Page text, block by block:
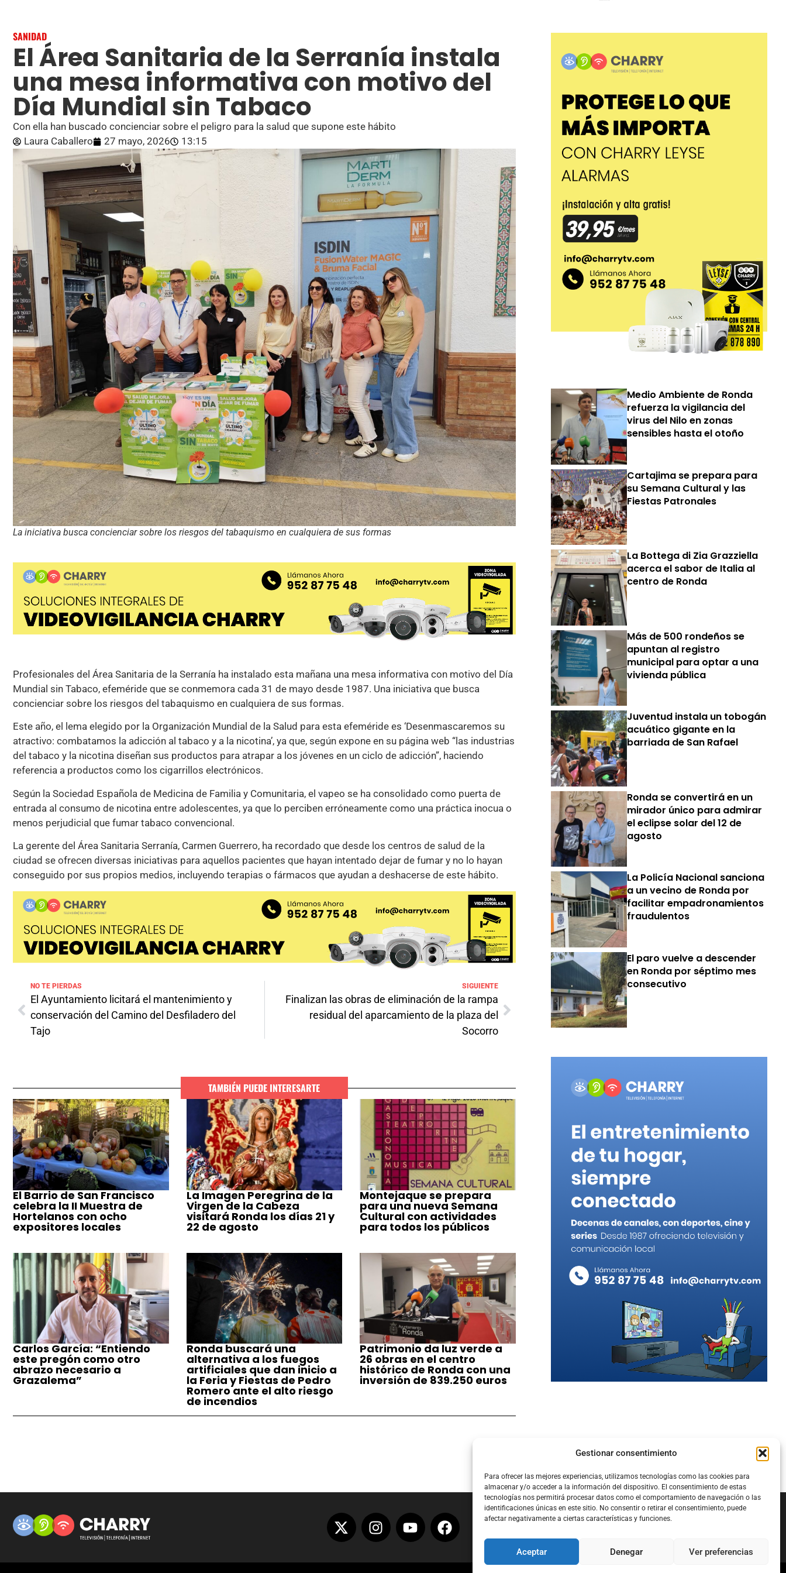
Gestionar consentimiento
Para ofrecer las mejores experiencias, utilizamos tecnologías como las cookies para
almacenar y/o acceder a la información del dispositivo. El consentimiento de estas
tecnologías nos permitirá procesar datos como el comportamiento de navegación o las
identificaciones únicas en este sitio. No consentir o retirar el consentimiento, puede
afectar negativamente a ciertas características y funciones.
Aceptar Denegar Ver preferencias
SANIDAD
El Área Sanitaria de la Serranía instala
una mesa informativa con motivo del
Día Mundial sin Tabaco
Con ella han buscado concienciar sobre el peligro para la salud que supone este hábito
Laura Caballero
27 mayo, 2026 13:15
La iniciativa busca concienciar sobre los riesgos del tabaquismo en cualquiera de sus formas
Profesionales del Área Sanitaria de la Serranía ha instalado esta mañana una mesa informativa con motivo del Día
Mundial sin Tabaco, efeméride que se conmemora cada 31 de mayo desde 1987. Una iniciativa que busca
concienciar sobre los riesgos del tabaquismo en cualquiera de sus formas.
Este año, el lema elegido por la Organización Mundial de la Salud para esta efeméride es ‘Desenmascaremos su
atractivo: combatamos la adicción al tabaco y a la nicotina’, ya que, según expone en su página web “las industrias
del tabaco y la nicotina diseñan sus productos para atrapar a los jóvenes en un ciclo de adicción”, haciendo
referencia a productos como los cigarrillos electrónicos.
Según la Sociedad Española de Medicina de Familia y Comunitaria, el vapeo se ha consolidado como puerta de
entrada al consumo de nicotina entre adolescentes, ya que lo perciben erróneamente como una práctica inocua o
menos perjudicial que fumar tabaco convencional.
La gerente del Área Sanitaria Serranía, Carmen Guerrero, ha recordado que desde los centros de salud de la
ciudad se ofrecen diversas iniciativas para aquellos pacientes que hayan intentado dejar de fumar y no lo hayan
conseguido por sus propios medios, incluyendo terapias o fármacos que ayudan a deshacerse de este hábito.
NO TE PIERDAS
El Ayuntamiento licitará el mantenimiento y
conservación del Camino del Desfiladero del
Tajo
SIGUIENTE
Finalizan las obras de eliminación de la rampa
residual del aparcamiento de la plaza del
Socorro
TAMBIÉN PUEDE INTERESARTE
El Barrio de San Francisco
celebra la II Muestra de
Hortelanos con ocho
expositores locales
La Imagen Peregrina de la
Virgen de la Cabeza
visitará Ronda los días 21 y
22 de agosto
Montejaque se prepara
para una nueva Semana
Cultural con actividades
para todos los públicos
Carlos García: “Entiendo
este pregón como otro
abrazo necesario a
Grazalema”
Ronda buscará una
alternativa a los fuegos
artificiales que dan inicio a
la Feria y Fiestas de Pedro
Romero ante el alto riesgo
de incendios
Patrimonio da luz verde a
26 obras en el centro
histórico de Ronda con una
inversión de 839.250 euros
Medio Ambiente de Ronda
refuerza la vigilancia del
virus del Nilo en zonas
sensibles hasta el otoño
Cartajima se prepara para
su Semana Cultural y las
Fiestas Patronales
La Bottega di Zia Grazziella
acerca el sabor de Italia al
centro de Ronda
Más de 500 rondeños se
apuntan al registro
municipal para optar a una
vivienda pública
Juventud instala un tobogán
acuático gigante en la
barriada de San Rafael
Ronda se convertirá en un
mirador único para admirar
el eclipse solar del 12 de
agosto
La Policía Nacional sanciona
a un vecino de Ronda por
facilitar empadronamientos
fraudulentos
El paro vuelve a descender
en Ronda por séptimo mes
consecutivo